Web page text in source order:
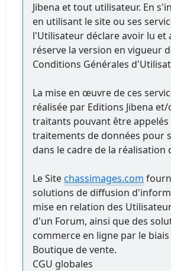
Jibena et tout utilisateur. En
en utilisant le site ou ses
l'Utilisateur déclare avoir lu et
réserve la version en vigueur
Conditions Générales
La mise en œuvre de ces
réalisée par Editions Jibena
traitants pouvant être appelés
traitements de données pour
dans le cadre de la réalisation
Le Sitechassimages.com
solutions de diffusion
mise en relation des
d'un Forum, ainsi que des
commerce en ligne par le
Boutique de vente.
CGU globales